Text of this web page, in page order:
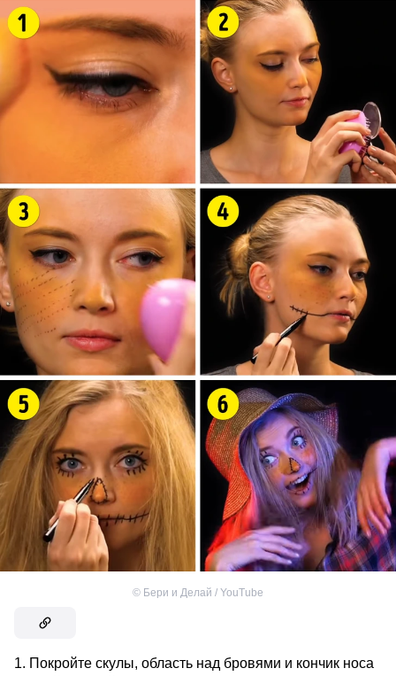
© Бери и Делай / YouTube
Покройте скулы, область над бровями и кончик носа